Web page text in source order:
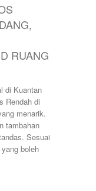
RUANG
di Kuantan
Rendah di
menarik.
tambahan
Sesuai
boleh